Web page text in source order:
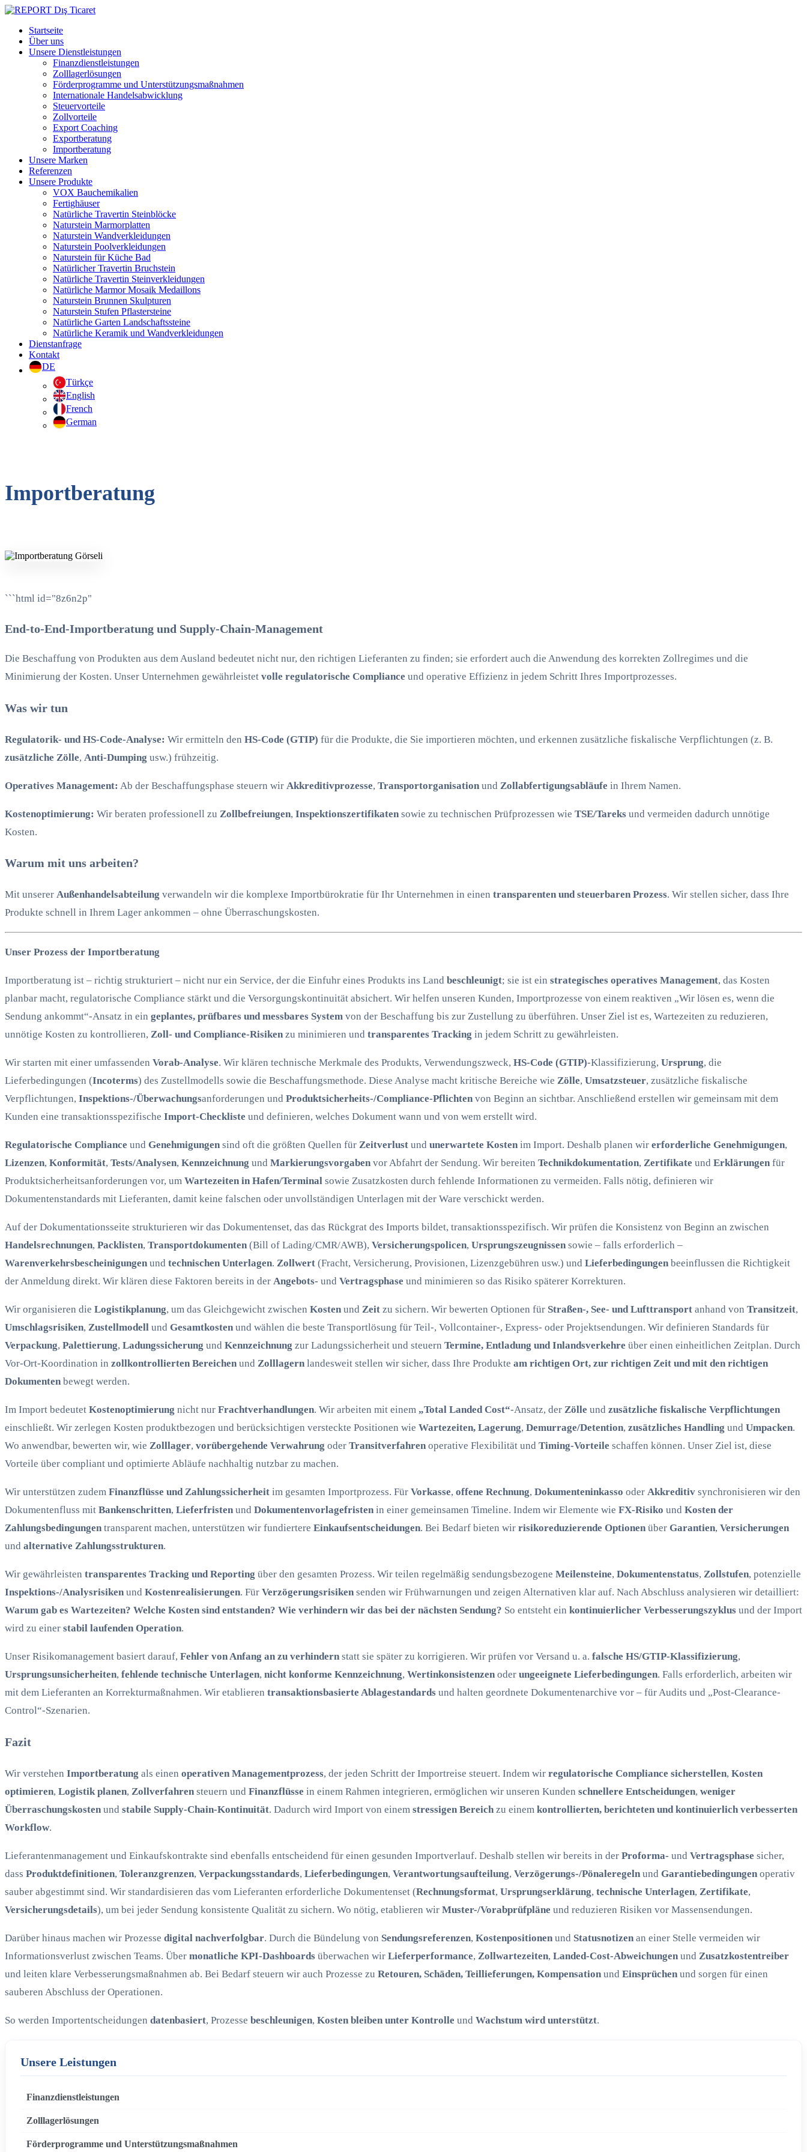
Startseite
Über uns
Unsere Dienstleistungen
Finanzdienstleistungen
Zolllagerlösungen
Förderprogramme und Unterstützungsmaßnahmen
Internationale Handelsabwicklung
Steuervorteile
Zollvorteile
Export Coaching
Exportberatung
Importberatung
Unsere Marken
Referenzen
Unsere Produkte
VOX Bauchemikalien
Fertighäuser
Natürliche Travertin Steinblöcke
Naturstein Marmorplatten
Naturstein Wandverkleidungen
Naturstein Poolverkleidungen
Naturstein für Küche Bad
Natürlicher Travertin Bruchstein
Natürliche Travertin Steinverkleidungen
Natürliche Marmor Mosaik Medaillons
Naturstein Brunnen Skulpturen
Naturstein Stufen Pflastersteine
Natürliche Garten Landschaftssteine
Natürliche Keramik und Wandverkleidungen
Dienstanfrage
Kontakt
DE
Türkçe
English
French
German
Importberatung
```html id="8z6n2p"
End-to-End-Importberatung und Supply-Chain-Management
Die Beschaffung von Produkten aus dem Ausland bedeutet nicht nur, den richtigen Lieferanten zu finden; sie erfordert auch die Anwendung des korrekten Zollregimes und die
Minimierung der Kosten. Unser Unternehmen gewährleistet volle regulatorische Compliance und operative Effizienz in jedem Schritt Ihres Importprozesses.
Was wir tun
Regulatorik- und HS-Code-Analyse: Wir ermitteln den HS-Code (GTIP) für die Produkte, die Sie importieren möchten, und erkennen zusätzliche fiskalische Verpflichtungen (z. B.
zusätzliche Zölle, Anti-Dumping usw.) frühzeitig.
Operatives Management: Ab der Beschaffungsphase steuern wir Akkreditivprozesse, Transportorganisation und Zollabfertigungsabläufe in Ihrem Namen.
Kostenoptimierung: Wir beraten professionell zu Zollbefreiungen, Inspektionszertifikaten sowie zu technischen Prüfprozessen wie TSE/Tareks und vermeiden dadurch unnötige
Kosten.
Warum mit uns arbeiten?
Mit unserer Außenhandelsabteilung verwandeln wir die komplexe Importbürokratie für Ihr Unternehmen in einen transparenten und steuerbaren Prozess. Wir stellen sicher, dass Ihre
Produkte schnell in Ihrem Lager ankommen – ohne Überraschungskosten.
Unser Prozess der Importberatung
Importberatung ist – richtig strukturiert – nicht nur ein Service, der die Einfuhr eines Produkts ins Land beschleunigt; sie ist ein strategisches operatives Management, das Kosten
planbar macht, regulatorische Compliance stärkt und die Versorgungskontinuität absichert. Wir helfen unseren Kunden, Importprozesse von einem reaktiven „Wir lösen es, wenn die
Sendung ankommt“-Ansatz in ein geplantes, prüfbares und messbares System von der Beschaffung bis zur Zustellung zu überführen. Unser Ziel ist es, Wartezeiten zu reduzieren,
unnötige Kosten zu kontrollieren, Zoll- und Compliance-Risiken zu minimieren und transparentes Tracking in jedem Schritt zu gewährleisten.
Wir starten mit einer umfassenden Vorab-Analyse. Wir klären technische Merkmale des Produkts, Verwendungszweck, HS-Code (GTIP)-Klassifizierung, Ursprung, die
Lieferbedingungen (Incoterms) des Zustellmodells sowie die Beschaffungsmethode. Diese Analyse macht kritische Bereiche wie Zölle, Umsatzsteuer, zusätzliche fiskalische
Verpflichtungen, Inspektions-/Überwachungsanforderungen und Produktsicherheits-/Compliance-Pflichten von Beginn an sichtbar. Anschließend erstellen wir gemeinsam mit dem
Kunden eine transaktionsspezifische Import-Checkliste und definieren, welches Dokument wann und von wem erstellt wird.
Regulatorische Compliance und Genehmigungen sind oft die größten Quellen für Zeitverlust und unerwartete Kosten im Import. Deshalb planen wir erforderliche Genehmigungen,
Lizenzen, Konformität, Tests/Analysen, Kennzeichnung und Markierungsvorgaben vor Abfahrt der Sendung. Wir bereiten Technikdokumentation, Zertifikate und Erklärungen für
Produktsicherheitsanforderungen vor, um Wartezeiten in Hafen/Terminal sowie Zusatzkosten durch fehlende Informationen zu vermeiden. Falls nötig, definieren wir
Dokumentenstandards mit Lieferanten, damit keine falschen oder unvollständigen Unterlagen mit der Ware verschickt werden.
Auf der Dokumentationsseite strukturieren wir das Dokumentenset, das das Rückgrat des Imports bildet, transaktionsspezifisch. Wir prüfen die Konsistenz von Beginn an zwischen
Handelsrechnungen, Packlisten, Transportdokumenten (Bill of Lading/CMR/AWB), Versicherungspolicen, Ursprungszeugnissen sowie – falls erforderlich –
Warenverkehrsbescheinigungen und technischen Unterlagen. Zollwert (Fracht, Versicherung, Provisionen, Lizenzgebühren usw.) und Lieferbedingungen beeinflussen die Richtigkeit
der Anmeldung direkt. Wir klären diese Faktoren bereits in der Angebots- und Vertragsphase und minimieren so das Risiko späterer Korrekturen.
Wir organisieren die Logistikplanung, um das Gleichgewicht zwischen Kosten und Zeit zu sichern. Wir bewerten Optionen für Straßen-, See- und Lufttransport anhand von Transitzeit,
Umschlagsrisiken, Zustellmodell und Gesamtkosten und wählen die beste Transportlösung für Teil-, Vollcontainer-, Express- oder Projektsendungen. Wir definieren Standards für
Verpackung, Palettierung, Ladungssicherung und Kennzeichnung zur Ladungssicherheit und steuern Termine, Entladung und Inlandsverkehre über einen einheitlichen Zeitplan. Durch
Vor-Ort-Koordination in zollkontrollierten Bereichen und Zolllagern landesweit stellen wir sicher, dass Ihre Produkte am richtigen Ort, zur richtigen Zeit und mit den richtigen
Dokumenten bewegt werden.
Im Import bedeutet Kostenoptimierung nicht nur Frachtverhandlungen. Wir arbeiten mit einem „Total Landed Cost“-Ansatz, der Zölle und zusätzliche fiskalische Verpflichtungen
einschließt. Wir zerlegen Kosten produktbezogen und berücksichtigen versteckte Positionen wie Wartezeiten, Lagerung, Demurrage/Detention, zusätzliches Handling und Umpacken.
Wo anwendbar, bewerten wir, wie Zolllager, vorübergehende Verwahrung oder Transitverfahren operative Flexibilität und Timing-Vorteile schaffen können. Unser Ziel ist, diese
Vorteile über compliant und optimierte Abläufe nachhaltig nutzbar zu machen.
Wir unterstützen zudem Finanzflüsse und Zahlungssicherheit im gesamten Importprozess. Für Vorkasse, offene Rechnung, Dokumenteninkasso oder Akkreditiv synchronisieren wir den
Dokumentenfluss mit Bankenschritten, Lieferfristen und Dokumentenvorlagefristen in einer gemeinsamen Timeline. Indem wir Elemente wie FX-Risiko und Kosten der
Zahlungsbedingungen transparent machen, unterstützen wir fundiertere Einkaufsentscheidungen. Bei Bedarf bieten wir risikoreduzierende Optionen über Garantien, Versicherungen
und alternative Zahlungsstrukturen.
Wir gewährleisten transparentes Tracking und Reporting über den gesamten Prozess. Wir teilen regelmäßig sendungsbezogene Meilensteine, Dokumentenstatus, Zollstufen, potenzielle
Inspektions-/Analysrisiken und Kostenrealisierungen. Für Verzögerungsrisiken senden wir Frühwarnungen und zeigen Alternativen klar auf. Nach Abschluss analysieren wir detailliert:
Warum gab es Wartezeiten? Welche Kosten sind entstanden? Wie verhindern wir das bei der nächsten Sendung? So entsteht ein kontinuierlicher Verbesserungszyklus und der Import
wird zu einer stabil laufenden Operation.
Unser Risikomanagement basiert darauf, Fehler von Anfang an zu verhindern statt sie später zu korrigieren. Wir prüfen vor Versand u. a. falsche HS/GTIP-Klassifizierung,
Ursprungsunsicherheiten, fehlende technische Unterlagen, nicht konforme Kennzeichnung, Wertinkonsistenzen oder ungeeignete Lieferbedingungen. Falls erforderlich, arbeiten wir
mit dem Lieferanten an Korrekturmaßnahmen. Wir etablieren transaktionsbasierte Ablagestandards und halten geordnete Dokumentenarchive vor – für Audits und „Post-Clearance-
Control“-Szenarien.
Fazit
Wir verstehen Importberatung als einen operativen Managementprozess, der jeden Schritt der Importreise steuert. Indem wir regulatorische Compliance sicherstellen, Kosten
optimieren, Logistik planen, Zollverfahren steuern und Finanzflüsse in einem Rahmen integrieren, ermöglichen wir unseren Kunden schnellere Entscheidungen, weniger
Überraschungskosten und stabile Supply-Chain-Kontinuität. Dadurch wird Import von einem stressigen Bereich zu einem kontrollierten, berichteten und kontinuierlich verbesserten
Workflow.
Lieferantenmanagement und Einkaufskontrakte sind ebenfalls entscheidend für einen gesunden Importverlauf. Deshalb stellen wir bereits in der Proforma- und Vertragsphase sicher,
dass Produktdefinitionen, Toleranzgrenzen, Verpackungsstandards, Lieferbedingungen, Verantwortungsaufteilung, Verzögerungs-/Pönaleregeln und Garantiebedingungen operativ
sauber abgestimmt sind. Wir standardisieren das vom Lieferanten erforderliche Dokumentenset (Rechnungsformat, Ursprungserklärung, technische Unterlagen, Zertifikate,
Versicherungsdetails), um bei jeder Sendung konsistente Qualität zu sichern. Wo nötig, etablieren wir Muster-/Vorabprüfpläne und reduzieren Risiken vor Massensendungen.
Darüber hinaus machen wir Prozesse digital nachverfolgbar. Durch die Bündelung von Sendungsreferenzen, Kostenpositionen und Statusnotizen an einer Stelle vermeiden wir
Informationsverlust zwischen Teams. Über monatliche KPI-Dashboards überwachen wir Lieferperformance, Zollwartezeiten, Landed-Cost-Abweichungen und Zusatzkostentreiber
und leiten klare Verbesserungsmaßnahmen ab. Bei Bedarf steuern wir auch Prozesse zu Retouren, Schäden, Teillieferungen, Kompensation und Einsprüchen und sorgen für einen
sauberen Abschluss der Operationen.
So werden Importentscheidungen datenbasiert, Prozesse beschleunigen, Kosten bleiben unter Kontrolle und Wachstum wird unterstützt.
Unsere Leistungen
Finanzdienstleistungen
Zolllagerlösungen
Förderprogramme und Unterstützungsmaßnahmen